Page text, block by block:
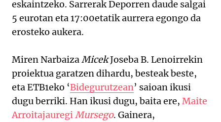
eskaintzeko. Sarrerak Deporren daude salgai
5 eurotan eta 17:00etatik aurrera egongo da
erosteko aukera.
Miren NarbaizaMicekJoseba B. Lenoirrekin
proiektua garatzen dihardu, besteak beste,
eta ETB1eko ‘Bidegurutzean’ saioan ikusi
dugu berriki. Han ikusi dugu, baita ere, Maite
ArroitajauregiMursego. Gainera,